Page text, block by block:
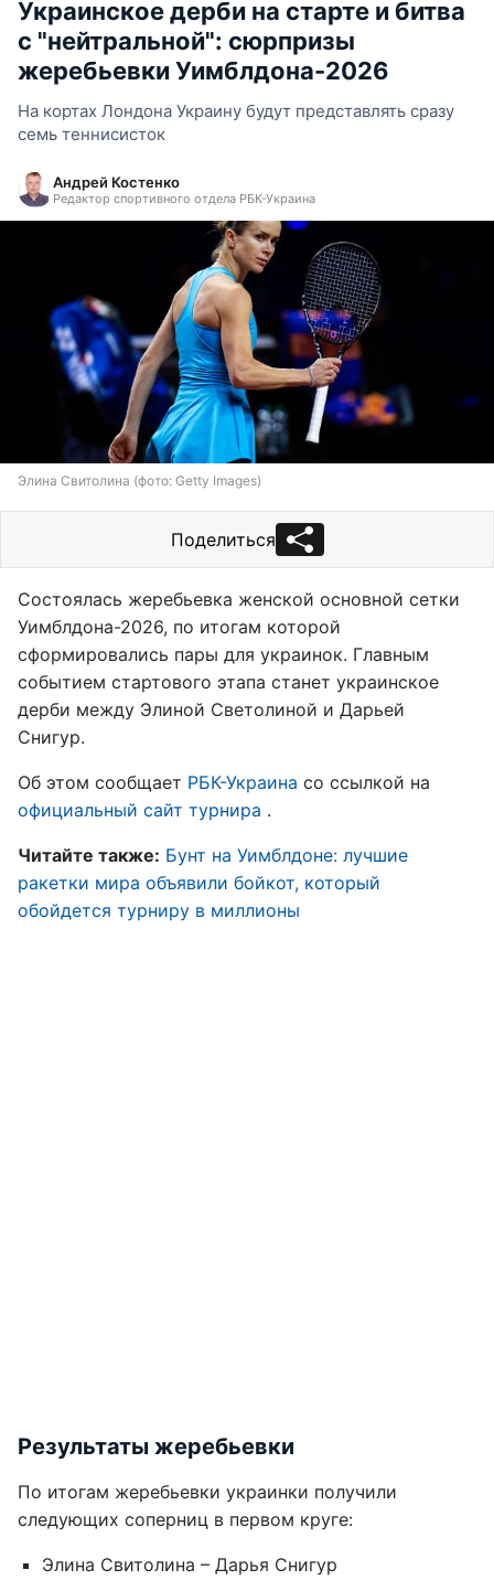
Украинское дерби на старте и битва
с "нейтральной": сюрпризы
жеребьевки Уимблдона-2026
На кортах Лондона Украину будут представлять сразу
семь теннисисток
Андрей Костенко
Редактор спортивного отдела РБК-Украина
Элина Свитолина (фото: Getty Images)
Поделиться
Состоялась жеребьевка женской основной сетки
Уимблдона-2026, по итогам которой
сформировались пары для украинок. Главным
событием стартового этапа станет украинское
дерби между Элиной Светолиной и Дарьей
Снигур.
Об этом сообщает РБК-Украина со ссылкой на
официальный сайт турнира .
Читайте также: Бунт на Уимблдоне: лучшие
ракетки мира объявили бойкот, который
обойдется турниру в миллионы
Результаты жеребьевки
По итогам жеребьевки украинки получили
следующих соперниц в первом круге:
Элина Свитолина – Дарья Снигур